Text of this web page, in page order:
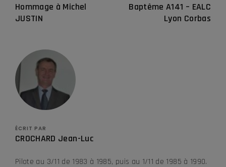
Hommage à Michel
JUSTIN
Baptême A141 – EALC
Lyon Corbas
ÉCRIT PAR
CROCHARD Jean-Luc
Pilote au 3/11 de 1983 à 1985, puis au 1/11 de 1985 à 1990.